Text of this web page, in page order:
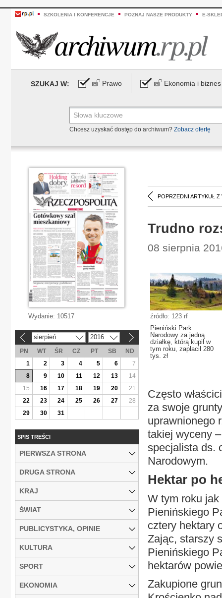
SZKOLENIA I KONFERENCJE POZNAJ NASZE PRODUKTY E-
SZUKAJ W: Prawo Ekonomia i biznes
Chcesz uzyskać dostęp do archiwum? Zobacz ofertę
POPRZEDNI ARTYKUŁ Z
Trudno
08 sierpnia
źródło: 123 rf
Pieniński Park
Narodowy za jedną
działkę, którą kupił w
tym roku, zapłacił 280
tys. zł
Często
za swoje
uprawnionego
takiej wyceny
specjalista ds.
Narodowym.
Hektar po
W tym roku jak
Pienińskiego
cztery hektary
Zając, starszy
Pienińskiego
hektarów
Zakupione
Wydanie: 10517
sierpień 2016
PN WT ŚR CZ PT SB
ND
1
2 3 4 5 6
7
8
9 10 11 12 13
14
15
16 17 18 19 20
21
22
23 24 25 26 27
28
29
30 31
SPIS TREŚCI
PIERWSZA STRONA
DRUGA STRONA
KRAJ
ŚWIAT
PUBLICYSTYKA, OPINIE
KULTURA
SPORT
EKONOMIA